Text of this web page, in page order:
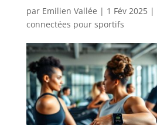
par Emilien Vallée | 1 Fév 2025|
connectées pour sportifs